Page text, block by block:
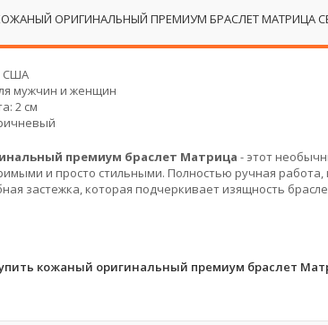
ОРИГИНАЛЬНЫЙ ПРЕМИУМ БРАСЛЕТ МАТРИЦА
США
мужчин и женщин
2 см
премиум браслет Матрица - этот
и просто стильными. Полностью ручная
застежка, которая подчеркивает изящность
кожаный оригинальный премиум браслет